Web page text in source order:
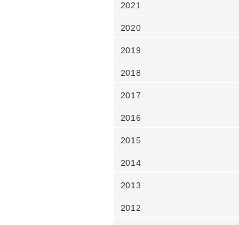
2021
2020
2019
2018
2017
2016
2015
2014
2013
2012